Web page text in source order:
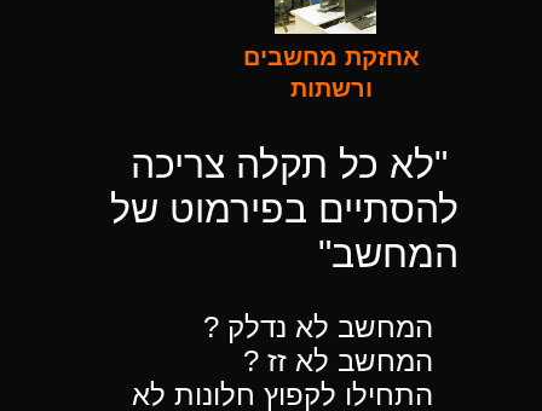
אחזקת מחשבים
ורשתות
"לא כל תקלה צריכה
להסתיים בפירמוט של
המחשב"
המחשב לא נדלק ?
המחשב לא זז ?
התחילו לקפוץ חלונות לא